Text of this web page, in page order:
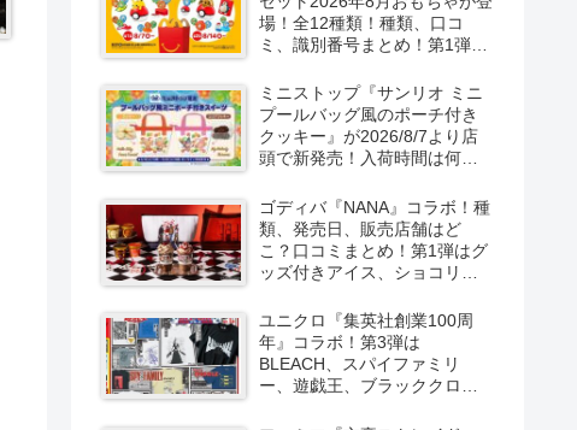
場！全12種類！種類、口コ
ミ、識別番号まとめ！第1弾は
ミニストップ『サンリオ ミニ
プールバッグ風のポーチ付き
クッキー』が2026/8/7より店
頭で新発売！入荷時間は何
施！キティ&ダニエル、マイメ
ロ＆クロミの2種類！
ゴディバ『NANA』コラボ！種
類、発売日、販売店舗はど
こ？口コミまとめ！第1弾はグ
ッズ付きアイス、ショコリキ
より新発売！第2弾は限定チョ
コレートなどが2026年10月？
再販売は？
ユニクロ『集英社創業100周
年』コラボ！第3弾は
BLEACH、スパイファミリ
ー、遊戯王、ブラッククロー